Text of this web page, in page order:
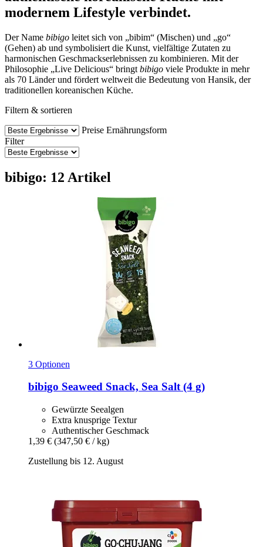
modernem Lifestyle verbindet.
Der Name bibigo leitet sich von „bibim“ (Mischen) und „go“
(Gehen) ab und symbolisiert die Kunst, vielfältige Zutaten zu
harmonischen Geschmackserlebnissen zu kombinieren. Mit der
Philosophie „Live Delicious“ bringt bibigo viele Produkte in mehr
als 70 Länder und fördert weltweit die Bedeutung von Hansik, der
traditionellen koreanischen Küche.
Filtern & sortieren
Preise Ernährungsform
Filter
bibigo: 12 Artikel
3 Optionen
bibigo Seaweed Snack, Sea Salt (4 g)
Gewürzte Seealgen
Extra knusprige Textur
Authentischer Geschmack
1,39 € (347,50 € / kg)
Zustellung bis 12. August